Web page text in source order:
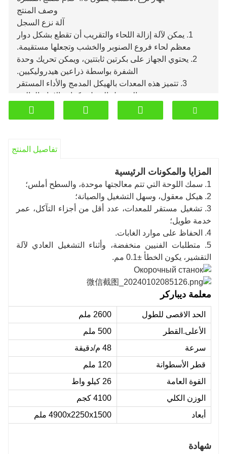
وصف المنتج
آلة نزع السجل
1. يمكن لآلة إزالة اللحاء والتقريب أن تقطع بشكل دوار
معظم لحاء فروع الصنوبر والخشب وتجعلها مستقيمة.
2. يحتوي الجهاز على بكرتين ثابتتين، ويمكن تحريك وحدة
الشفرة بواسطة ذراعين هيدروليكيين.
3. تتميز هذه المعدات بالهيكل المدمج والأداء المستقر
والتشغيل السهل وكفاءة الإنتاج العالية.
تفاصيل المنتج
المزايا والمكونات الرئيسية
1. سمك اللوحة التي تتم معالجتها موحدة، والسطح أملس؛
2. هيكل معقول، وسهل التشغيل والصيانة؛
3. تشغيل مستقر للمعدات، عدد أقل من أجزاء التآكل، عمر
خدمة طويل؛
4. الحفاظ على موارد الغابات.
5. متطلبات الفنيين منخفضة، وأثناء التشغيل العادي لآلة
التقشير، يكون الخطأ ±0.1 مم.
معلمة ديباركر
الحد الاقصى للطول 2600 ملم
الأعلى.القطر
500 ملم
سرعة
48 م/دقيقة
قطر الأسطوانة
120 ملم
القوة العامة
26 كيلو واط
الوزن الكلي
4100 كجم
أبعاد
4900x2250x1500 ملم
شهادة